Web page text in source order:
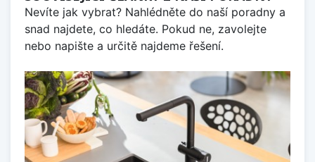
Nevíte jak vybrat? Nahlédněte do naší poradny a
snad najdete, co hledáte. Pokud ne, zavolejte
nebo napište a určitě najdeme řešení.